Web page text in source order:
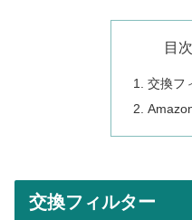
目次
交換フ
交換フィルター